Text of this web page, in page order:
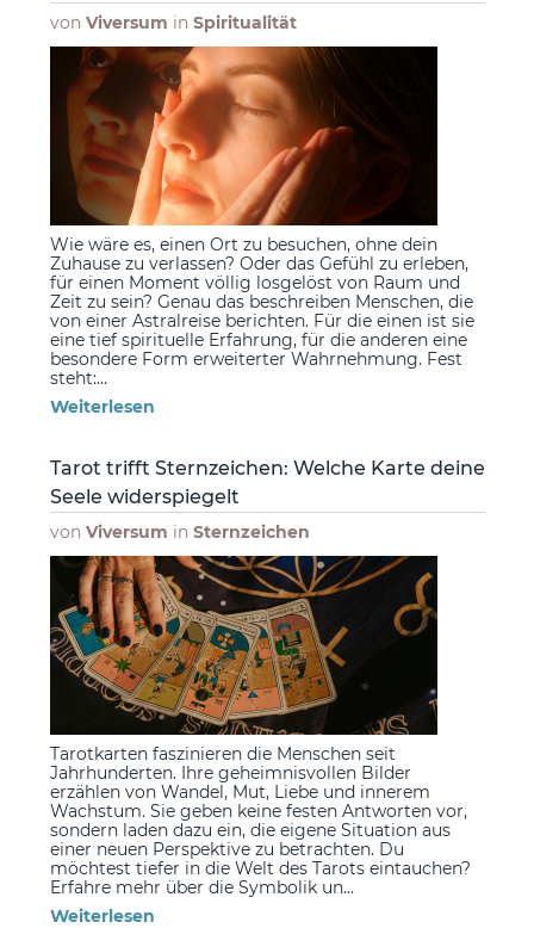
von Viversum in Spiritualität
Wie wäre es, einen Ort zu besuchen, ohne dein
Zuhause zu verlassen? Oder das Gefühl zu erleben,
für einen Moment völlig losgelöst von Raum und
Zeit zu sein? Genau das beschreiben Menschen, die
von einer Astralreise berichten. Für die einen ist sie
eine tief spirituelle Erfahrung, für die anderen eine
besondere Form erweiterter Wahrnehmung. Fest
steht:...
Weiterlesen
Tarot trifft Sternzeichen: Welche Karte deine
Seele widerspiegelt
von Viversum in Sternzeichen
Tarotkarten faszinieren die Menschen seit
Jahrhunderten. Ihre geheimnisvollen Bilder
erzählen von Wandel, Mut, Liebe und innerem
Wachstum. Sie geben keine festen Antworten vor,
sondern laden dazu ein, die eigene Situation aus
einer neuen Perspektive zu betrachten. Du
möchtest tiefer in die Welt des Tarots eintauchen?
Erfahre mehr über die Symbolik un...
Weiterlesen